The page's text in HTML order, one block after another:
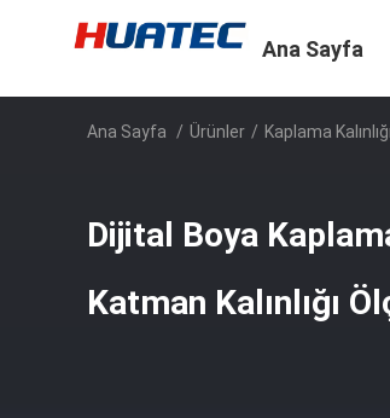
Ana Sayfa
Ana Sayfa / Ürünler / Kaplama
Dijital Boya
Katman Kalınlığı